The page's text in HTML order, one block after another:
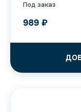
Под заказ
989 ₽